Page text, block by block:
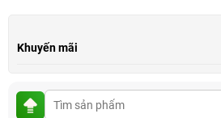
Khuyến mãi